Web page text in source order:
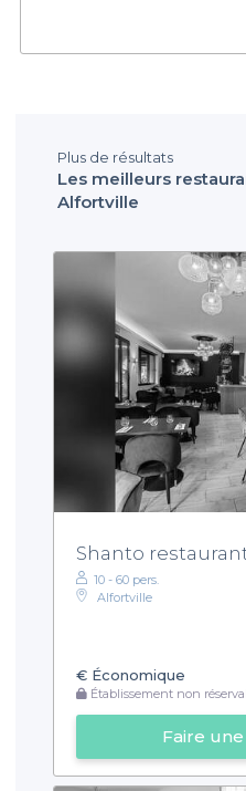
Plus de résultats
Les meilleurs
Alfortville
Shanto
10 - 60 pers.
Alfortville
€ Économique
Établissement non
Faire